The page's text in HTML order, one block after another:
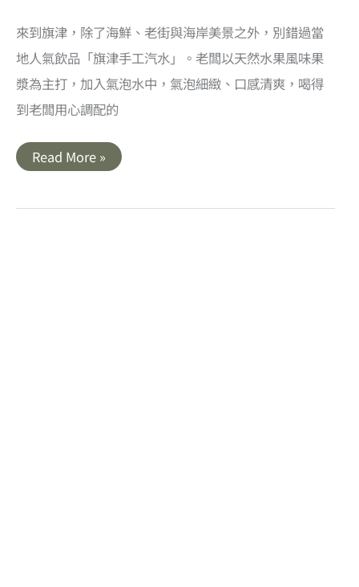
來到旗津，除了海鮮、老街與海岸美景之外，別錯過當
地人氣飲品「旗津手工汽水」。老闆以天然水果風味果
漿為主打，加入氣泡水中，氣泡細緻、口感清爽，喝得
到老闆用心調配的
高
雄
美
Read More »